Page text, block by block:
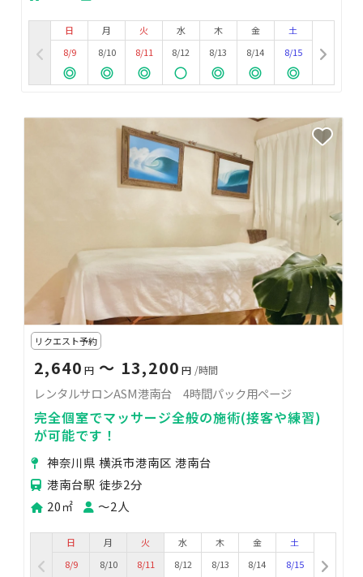
日
8/9
月
8/10
火
8/11
水
8/12
木
8/13
金
8/14
土
8/15
リクエスト予約
2,640 円〜 13,200 円 /時間
レンタルサロンASM港南台 4時間パック用ページ
完全個室でマッサージ全般の施術(接客や練習)
が可能です！
神奈川県 横浜市港南区 港南台
港南台駅 徒歩2分
20㎡
〜2人
日
8/9
月
8/10
火
8/11
水
8/12
木
8/13
金
8/14
土
8/15